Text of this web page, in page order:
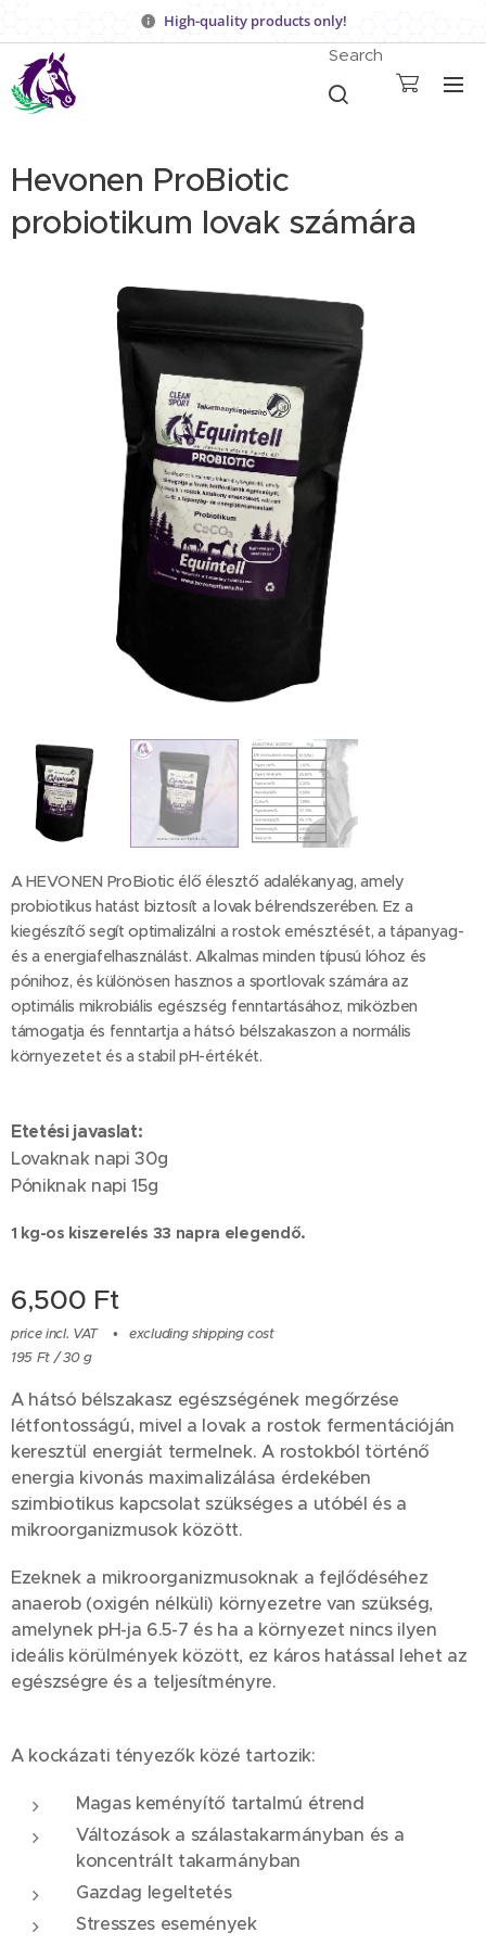
High-quality products only!
Search
Hevonen ProBiotic
probiotikum lovak számára
A HEVONEN ProBiotic élő élesztő adalékanyag, amely
probiotikus hatást biztosít a lovak bélrendszerében. Ez a
kiegészítő segít optimalizálni a rostok emésztését, a tápanyag-
és a energiafelhasználást. Alkalmas minden típusú lóhoz és
pónihoz, és különösen hasznos a sportlovak számára az
optimális mikrobiális egészség fenntartásához, miközben
támogatja és fenntartja a hátsó bélszakaszon a normális
környezetet és a stabil pH-értékét.
Etetési javaslat:
Lovaknak napi 30g
Póniknak napi 15g
1 kg-os kiszerelés 33 napra elegendő.
6,500 Ft
price incl. VAT
excluding shipping cost
195 Ft / 30 g
A hátsó bélszakasz egészségének megőrzése
létfontosságú, mivel a lovak a rostok fermentációján
keresztül energiát termelnek. A rostokból történő
energia kivonás maximalizálása érdekében
szimbiotikus kapcsolat szükséges a utóbél és a
mikroorganizmusok között.
Ezeknek a mikroorganizmusoknak a fejlődéséhez
anaerob (oxigén nélküli) környezetre van szükség,
amelynek pH-ja 6.5-7 és ha a környezet nincs ilyen
ideális körülmények között, ez káros hatással lehet az
egészségre és a teljesítményre.
A kockázati tényezők közé tartozik:
Magas keményítő tartalmú étrend
Változások a szálastakarmányban és a
koncentrált takarmányban
Gazdag legeltetés
Stresszes események